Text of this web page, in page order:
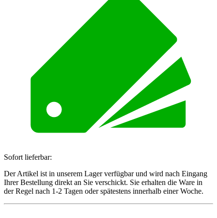
Sofort lieferbar:
Der Artikel ist in unserem Lager verfügbar und wird nach Eingang
Ihrer Bestellung direkt an Sie verschickt. Sie erhalten die Ware in
der Regel nach 1-2 Tagen oder spätestens innerhalb einer Woche.